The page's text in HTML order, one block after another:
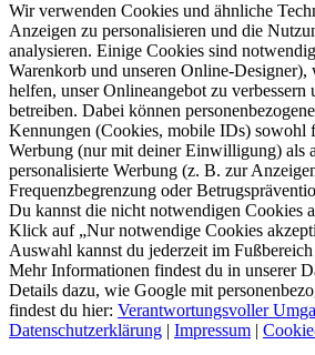
Wir verwenden Cookies und ähnliche
Anzeigen zu personalisieren und die
analysieren. Einige Cookies sind
Warenkorb und unseren Online-Designer),
helfen, unser Onlineangebot zu
betreiben. Dabei können
Kennungen (Cookies, mobile IDs) sowohl
Werbung (nur mit deiner Einwilligung) als
personalisierte Werbung (z. B. zur
Frequenzbegrenzung oder
Du kannst die nicht notwendigen Cookies
Klick auf „Nur notwendige Cookies
Auswahl kannst du jederzeit im
Mehr Informationen findest du in unserer
Details dazu, wie Google mit
findest du hier: Verantwortungsvoller
Datenschutzerklärung | Impressum |